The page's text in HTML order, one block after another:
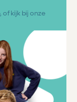
, of kijk bij onze